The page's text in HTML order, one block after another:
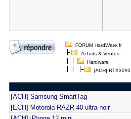
FORUM HardWare.fr
Achats & Ventes
Hardware
[ACH] RTX3090
[ACH] Samsung SmartTag
[ECH] Motorola RAZR 40 ultra noir